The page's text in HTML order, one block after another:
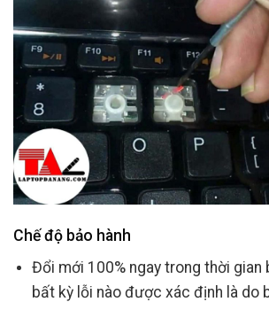
Chế độ bảo hành
Đổi mới 100% ngay trong thời gian
bất kỳ lỗi nào được xác định là do